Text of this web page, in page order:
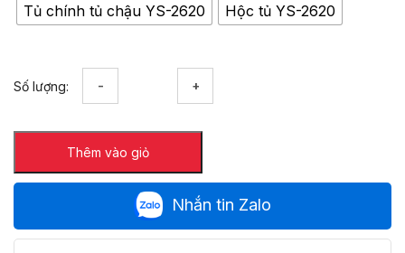
Tủ chính tủ chậu YS-2620
Hộc tủ YS-2620
Số lượng:
bàn
đá
kệ
gương
lavabo
Hiwin
Thêm vào giỏ
Nhắn tin Zalo